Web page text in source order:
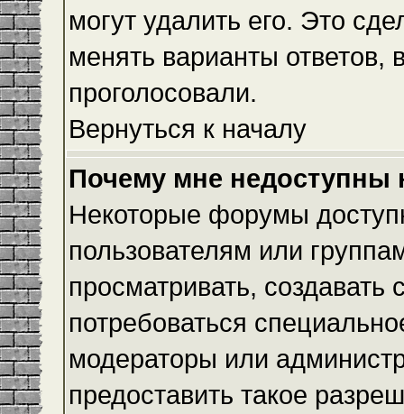
могут удалить его. Это
менять варианты ответов,
проголосовали.
Вернуться к началу
Почему мне
Некоторые форумы
пользователям или
просматривать,
потребоваться
модераторы или
предоставить такое